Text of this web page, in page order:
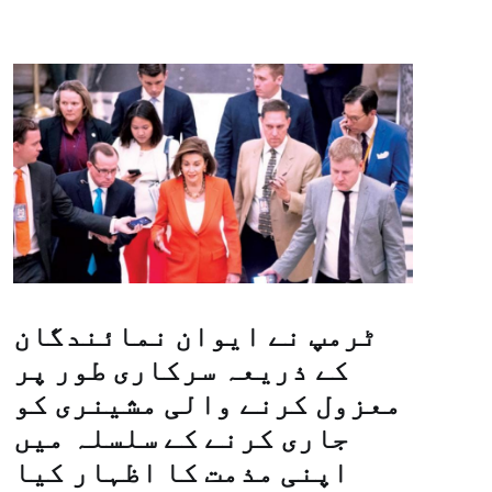
ٹرمپ نے ایوان نمائندگان
کے ذریعہ سرکاری طور پر
معزول کرنے والی مشینری کو
جاری کرنے کے سلسلہ میں
اپنی مذمت کا اظہار کیا